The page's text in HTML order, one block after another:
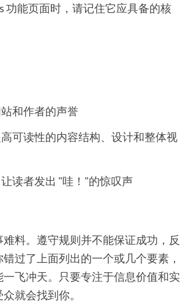
功能页面时，请记住它应具备的核
和作者的声誉
可读性的内容结构、设计和整体视
读者发出 "哇！"的惊叹声
料。遵守规则并不能保证成功，反
过了上面列出的一个或几个要素，
飞冲天。只要专注于信息价值和实
就会找到你。